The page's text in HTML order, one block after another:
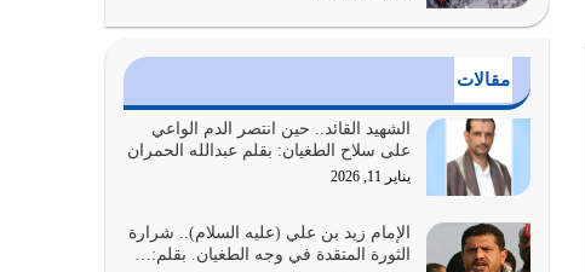
يجب أن نعود جميعاً الى القرآن وعندنا أخطاء جميعاً
لنعتصم بحبل الله جميعاً وليس كل…
يوليو 22, 2026
المُلك كله لله تعالى يؤتيه من يشاء وينزعه ممن يشاء
مقالات
الشهيد القائد.. حين انتصر الدم الواعي
على سلاح الطغيان: بقلم عبدالله الحمران
يناير 11, 2026
الإمام زيد بن علي (عليه السلام).. شرارة
الثورة المتقدة في وجه الطغيان. بقلم:…